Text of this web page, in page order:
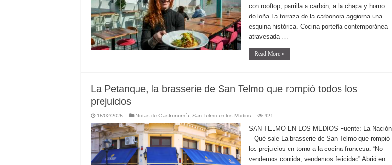
con rooftop, parrilla a carbón, a la chapa y horno
de leña La terraza de la carbonera aggiorna una
esquina histórica. Cocina porteña contemporánea
atravesada …
Read More »
La Petanque, la brasserie de San Telmo que rompió todos los
prejuicios
15/02/2025 Notas de Gastronomía San Telmo en los Medios 421
SAN TELMO EN LOS MEDIOS Fuente: La Nación
– Qué sale La brasserie de San Telmo que rompió
los prejuicios en torno a la cocina francesa: “No
vendemos comida, vendemos felicidad” Abrió en